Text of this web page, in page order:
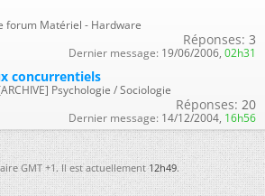
forum Matériel - Hardware
Réponses: 3
Dernier message: 19/06/2006, 02h31
concurrentiels
Psychologie / Sociologie
Réponses: 20
Dernier message: 14/12/2004, 16h56
GMT +1. Il est actuellement12h49.